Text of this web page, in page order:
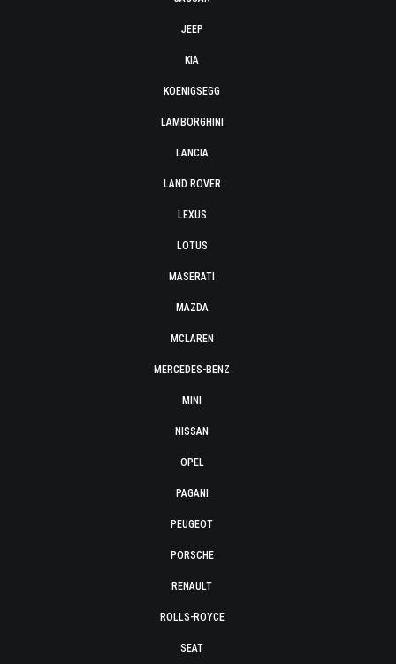
JEEP
KIA
KOENIGSEGG
LAMBORGHINI
LANCIA
LAND ROVER
LEXUS
LOTUS
MASERATI
MAZDA
MCLAREN
MERCEDES-BENZ
MINI
NISSAN
OPEL
PAGANI
PEUGEOT
PORSCHE
RENAULT
ROLLS-ROYCE
SEAT